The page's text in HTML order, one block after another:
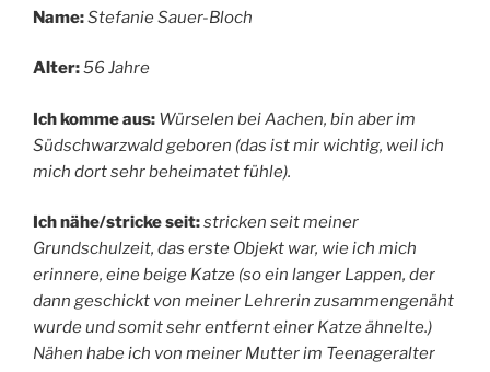
Name:Stefanie Sauer-Bloch
Alter:56 Jahre
Ich komme aus: Würselen bei Aachen, bin aber im
Südschwarzwald geboren (das ist mir wichtig, weil ich
mich dort sehr beheimatet fühle).
Ich nähe/stricke seit:stricken seit meiner
Grundschulzeit, das erste Objekt war, wie ich mich
erinnere, eine beige Katze (so ein langer Lappen, der
dann geschickt von meiner Lehrerin zusammengenäht
wurde und somit sehr entfernt einer Katze ähnelte.)
Nähen habe ich von meiner Mutter im Teenageralter